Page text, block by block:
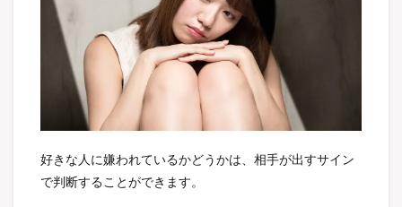
好きな人に嫌われているかどうかは、相手が出すサイン
で判断することができます。